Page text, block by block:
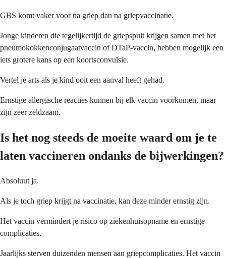
GBS komt vaker voor na griep dan na griepvaccinatie.
Jonge kinderen die tegelijkertijd de griepspuit krijgen samen met het
pneumokokkenconjugaatvaccin of DTaP-vaccin, hebben mogelijk een
iets grotere kans op een koortsconvulsie.
Vertel je arts als je kind ooit een aanval heeft gehad.
Ernstige allergische reacties kunnen bij elk vaccin voorkomen, maar
zijn zeer zeldzaam.
Is het nog steeds de moeite waard om je te
laten vaccineren ondanks de bijwerkingen?
Absoluut ja.
Als je toch griep krijgt na vaccinatie, kan deze minder ernstig zijn.
Het vaccin vermindert je risico op ziekenhuisopname en ernstige
complicaties.
Jaarlijks sterven duizenden mensen aan griepcomplicaties. Het vaccin